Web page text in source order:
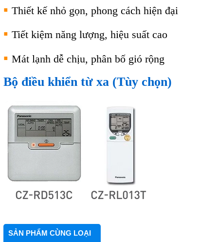
▪ Thiết kế nhỏ gọn, phong cách hiện đại
▪ Tiết kiệm năng lượng, hiệu suất cao
▪ Mát lạnh dễ chịu, phân bố gió rộng
Bộ điều khiển từ xa (Tùy chọn)
SẢN PHẨM CÙNG LOẠI